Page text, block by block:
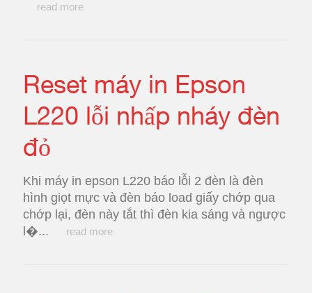
read more
Reset máy in Epson
L220 lỗi nhấp nháy đèn
đỏ
Khi máy in epson L220 báo lỗi 2 đèn là đèn
hình giọt mực và đèn báo load giấy chớp qua
chớp lại, đèn này tắt thì đèn kia sáng và ngược
l�...
read more